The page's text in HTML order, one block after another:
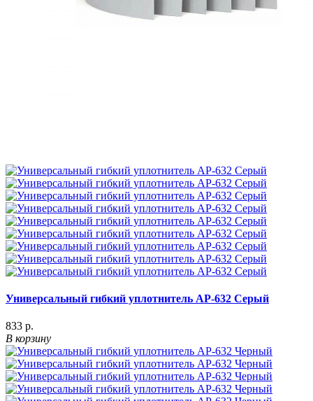
Универсальный гибкий уплотнитель АР-632 Серый
833 р.
В корзину